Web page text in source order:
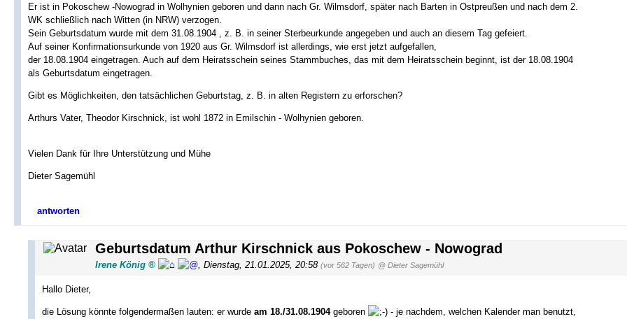
Er ist in Pokoschew -Nowograd in Wolhynien geboren und dann nach Gr. Wilmsdorf, später nach Barten in Ostpreußen und nach dem 2.
WK schließlich nach Witten (in NRW) verzogen.
Sein Geburtsdatum wurde mit dem 31.08.1904 , z. B. in seiner Sterbeurkunde angegeben und auch an diesem Tag gefeiert.
Auf seiner Konfirmationsurkunde von 1920 aus Gr. Wilmsdorf ist allerdings, wie erst jetzt aufgefallen,
der 18.08.1904 eingetragen. Auch auf dem Heiratsschein seines Stammbuches, das mit dem Heiratsschein beginnt, ist der 18.08.1904
als Geburtsdatum eingetragen.
Gibt es Möglichkeiten, den tatsächlichen Geburtstag, z. B. in alten Registern zu erforschen?
Arthurs Vater, Theodor Kirschnick, ist wohl 1872 in Emilschin - Wolhynien geboren.
Vielen Dank für Ihre Unterstützung und Mühe
Dieter Sagemühl
antworten
Geburtsdatum Arthur Kirschnick aus Pokoschew - Nowograd
Irene König , Dienstag, 21.01.2025, 20:58 (vor 562 Tagen) @ Dieter Sagemühl
Hallo Dieter,
die Lösung könnte folgendermaßen lauten: er wurde am 18./31.08.1904geboren
- je nachdem, welchen Kalender man benutzt,